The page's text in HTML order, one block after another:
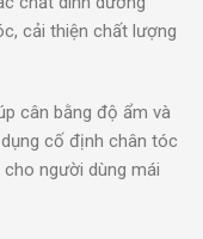
cải thiện chất lượng
cân bằng độ ẩm và
cố định chân tóc
người dùng mái